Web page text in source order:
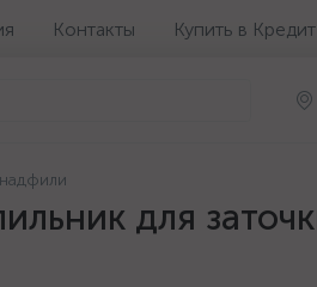
Контакты Купить в Кредит
для